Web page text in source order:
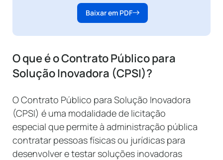
Baixar em PDF
O que é o Contrato Público para
Solução Inovadora (CPSI)?
O Contrato Público para Solução Inovadora
(CPSI) é uma modalidade de licitação
especial que permite à administração pública
contratar pessoas físicas ou jurídicas para
desenvolver e testar soluções inovadoras